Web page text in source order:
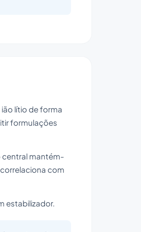
lítio de forma
formulações
central mantém-
com
estabilizador.